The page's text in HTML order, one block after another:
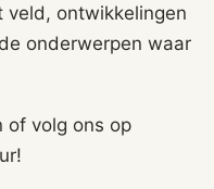
veld, ontwikkelingen
onderwerpen waar
of volg ons op